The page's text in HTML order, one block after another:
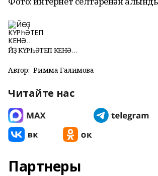
ЙӨҘ КҮРҺӘТЕП КЕНӘ…
Автор: Римма Галимова
Читайте нас
Партнеры